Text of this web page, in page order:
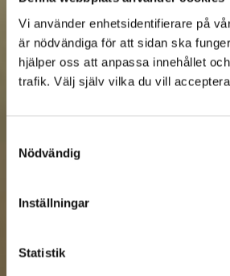
Vi använder enhetsidentifierare på
är nödvändiga för att sidan ska
hjälper oss att anpassa innehållet
trafik. Välj själv vilka du vill
Nödvändig
Inställningar
Statistik